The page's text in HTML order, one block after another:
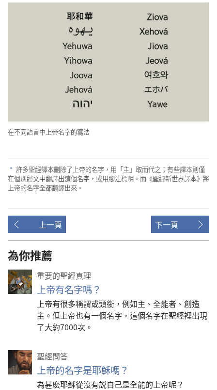
在不同語言中上帝名字的寫法
a 許多聖經譯本刪除了上帝的名字，用「主」取而代之；有些譯本則僅
在個別經文中翻譯出這個名字，或用腳注標明。而《聖經新世界譯本》將
上帝的名字全都翻譯出來。
上一頁 下一頁
為你推薦
重要的聖經真理
上帝有名字嗎？
上帝有很多稱謂或頭銜，例如主、全能者、創造
主。但上帝也有一個名字，這個名字在聖經裡出現
了大約7000次。
聖經問答
上帝的名字是耶穌嗎？
為甚麽耶穌從沒有説自己是全能的上帝呢？